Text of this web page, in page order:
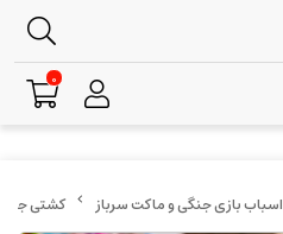
اسباب بازی جنگی و ماکت سرباز کشتی جنگی
0